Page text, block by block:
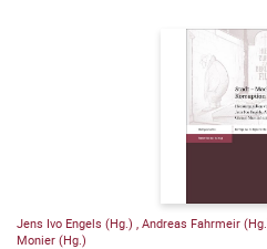
Jens Ivo Engels (Hg.) Andreas Fahrmeir
Monier (Hg.)